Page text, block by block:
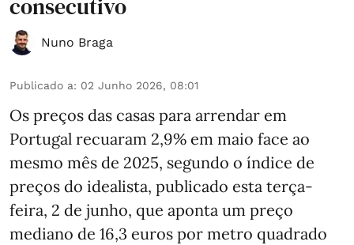
consecutivo
Nuno Braga
Publicado a: 02 Junho 2026, 08:01
Os preços das casas para arrendar em
Portugal recuaram 2,9% em maio face ao
mesmo mês de 2025, segundo o índice de
preços do idealista, publicado esta terça-
feira, 2 de junho, que aponta um preço
mediano de 16,3 euros por metro quadrado